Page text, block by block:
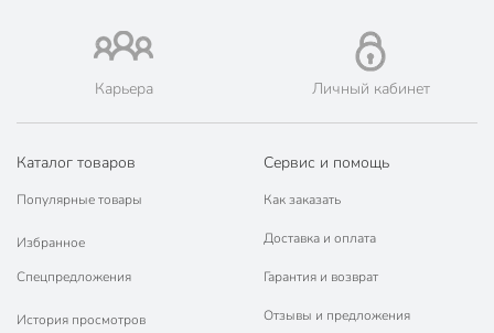
Карьера Личный кабинет
Каталог товаров
Популярные товары
Избранное
Спецпредложения
История просмотров
Сервис и помощь
Как заказать
Доставка и оплата
Гарантия и возврат
Отзывы и предложения